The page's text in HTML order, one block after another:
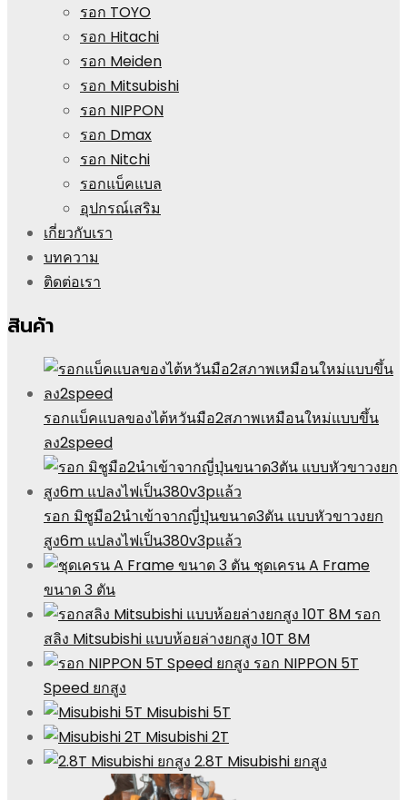
รอก TOYO
รอก Hitachi
รอก Meiden
รอก Mitsubishi
รอก NIPPON
รอก Dmax
รอก Nitchi
รอกแบ็คแบล
อุปกรณ์เสริม
เกี่ยวกับเรา
บทความ
ติดต่อเรา
สินค้า
รอกแบ็คแบลของไต้หวันมือ2สภาพเหมือนใหม่แบบขึ้น
ลง2speed
รอก มิชูมือ2นำเข้าจากญี่ปุ่นขนาด3ตัน แบบหัวขาวงยก
สูง6m แปลงไฟเป็น380v3pแล้ว
ชุดเครน A Frame
ขนาด 3 ตัน
รอก
สลิง Mitsubishi แบบห้อยล่างยกสูง 10T 8M
รอก NIPPON 5T
Speed ยกสูง
Misubishi 5T
Misubishi 2T
2.8T Misubishi ยกสูง